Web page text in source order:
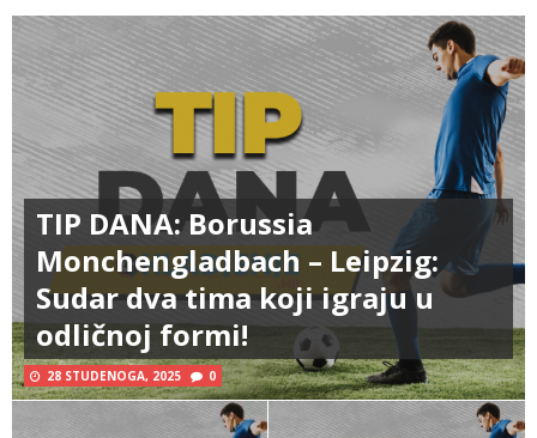
TIP DANA: Borussia
Monchengladbach – Leipzig:
Sudar dva tima koji igraju u
odličnoj formi!
28 STUDENOGA, 2025 0